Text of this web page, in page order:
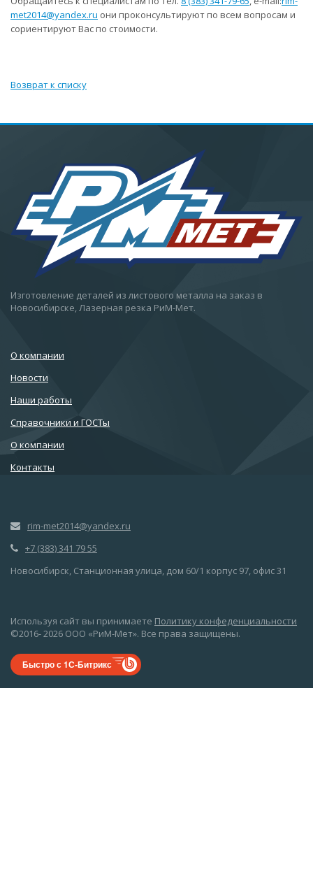
met2014@yandex.ru они проконсультируют по всем вопросам и
сориентируют Вас по стоимости.
Возврат к списку
Изготовление деталей из листового металла на заказ в
Новосибирске, Лазерная резка РиМ-Мет.
О компании
Новости
Наши работы
Справочники и ГОСТы
О компании
Контакты
rim-met2014@yandex.ru
+7 (383) 341 79 55
Новосибирск, Станционная улица, дом 60/1 корпус 97, офис 31
Используя сайт вы принимаете Политику конфеденциальности
©2016- 2026 ООО «РиМ-Мет». Все права защищены.
Быстро с 1С-Битрикс